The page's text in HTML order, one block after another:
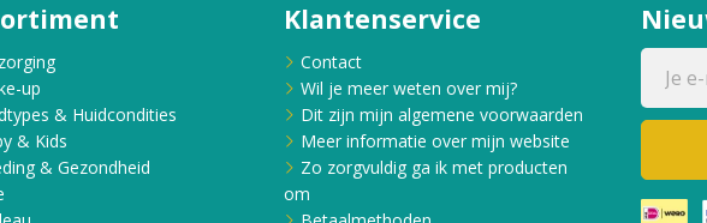
up
& Huidcondities
& Kids
& Gezondheid
Klantenservice
Contact
Wil je meer weten over mij?
Dit zijn mijn algemene voorwaarden
Meer informatie over mijn website
Zo zorgvuldig ga ik met producten
om